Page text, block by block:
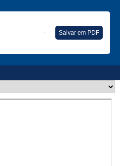
- Salvar em PDF